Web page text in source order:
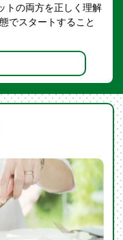
トの両方を正しく理解
でスタートすること